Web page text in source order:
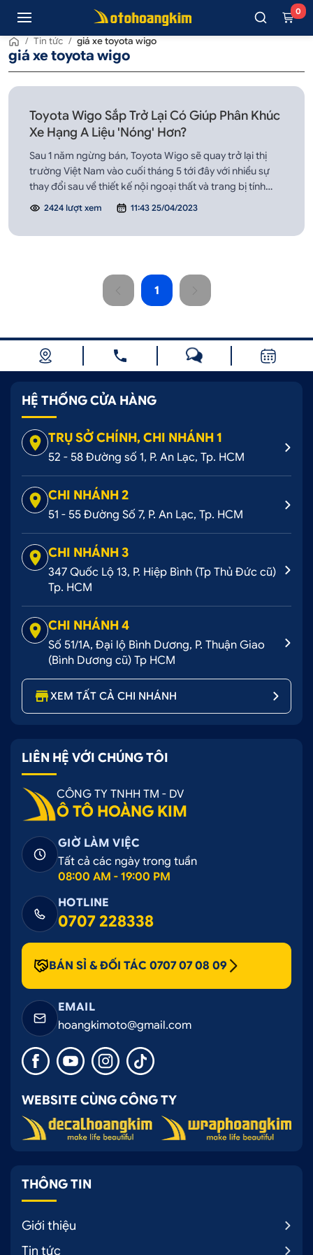
0
/ Tin tức / giá xe toyota wigo
giá xe toyota wigo
Toyota Wigo Sắp Trở Lại Có Giúp Phân Khúc
Xe Hạng A Liệu 'Nóng' Hơn?
Sau 1 năm ngừng bán, Toyota Wigo sẽ quay trở lại thị
trường Việt Nam vào cuối tháng 5 tới đây với nhiều sự
thay đổi sau về thiết kế nội ngoại thất và trang bị tính
năng.2424 lượt xem 11:43 25/04/2023
1
HỆ THỐNG CỬA HÀNG
TRỤ SỞ CHÍNH, CHI NHÁNH 1
52 - 58 Đường số 1, P. An Lạc, Tp. HCM
CHI NHÁNH 2
51 - 55 Đường Số 7, P. An Lạc, Tp. HCM
CHI NHÁNH 3
347 Quốc Lộ 13, P. Hiệp Bình (Tp Thủ Đức cũ)
Tp. HCM
CHI NHÁNH 4
Số 51/1A, Đại lộ Bình Dương, P. Thuận Giao
(Bình Dương cũ) Tp HCM
XEM TẤT CẢ CHI NHÁNH
LIÊN HỆ VỚI CHÚNG TÔI
CÔNG TY TNHH TM - DV
Ô TÔ HOÀNG KIM
GIỜ LÀM VIỆC
Tất cả các ngày trong tuần
08:00 AM - 19:00 PM
HOTLINE
0707 228338
BÁN SỈ & ĐỐI TÁC 0707 07 08 09
EMAIL
hoangkimoto@gmail.com
WEBSITE CÙNG CÔNG TY
THÔNG TIN
Giới thiệu
Tin tức